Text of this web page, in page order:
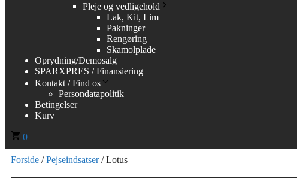
Pleje og vedligehold
Lak, Kit, Lim
Pakninger
Rengøring
Skamolplade
Oprydning/Demosalg
SPARXPRES / Finansiering
Kontakt / Find os
Persondatapolitik
Betingelser
Kurv
0
Forside /Pejseindsatser/ Lotus